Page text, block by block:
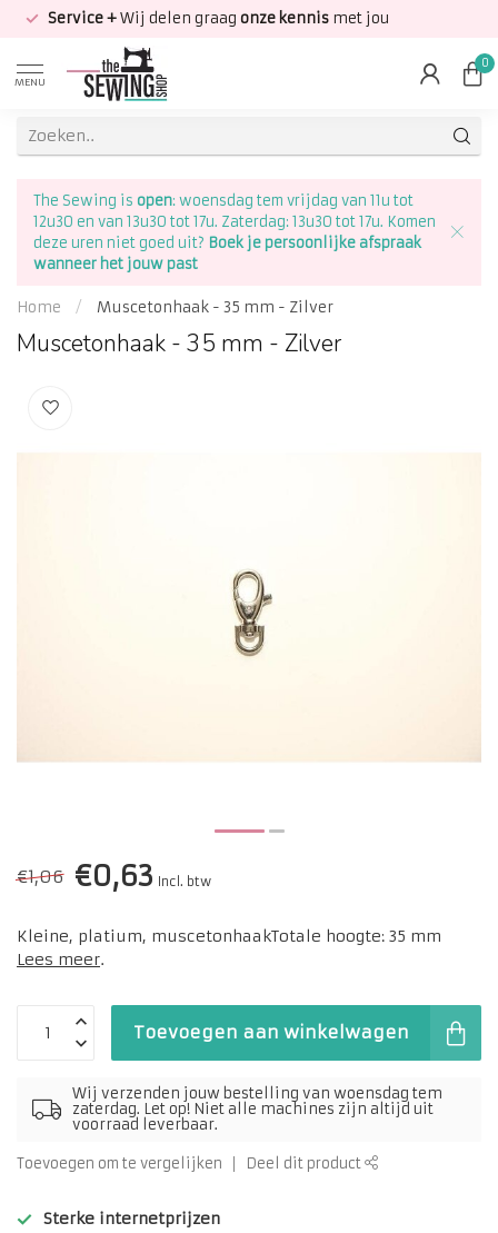
Service +Wij delen graag onze kennis met jou
MENU
0
The Sewing is open: woensdag tem vrijdag van 11u tot
12u30 en van 13u30 tot 17u. Zaterdag: 13u30 tot 17u. Komen
deze uren niet goed uit? Boek je persoonlijke afspraak
wanneer het jouw past
Home / Muscetonhaak - 35 mm - Zilver
Muscetonhaak - 35 mm - Zilver
€1,06 €0,63 Incl. btw
Kleine, platium, muscetonhaakTotale hoogte: 35 mm
Lees meer.
Toevoegen aan winkelwagen
Wij verzenden jouw bestelling van woensdag tem
zaterdag. Let op! Niet alle machines zijn altijd uit
voorraad leverbaar.
Toevoegen om te vergelijken Deel dit product
Sterke internetprijzen